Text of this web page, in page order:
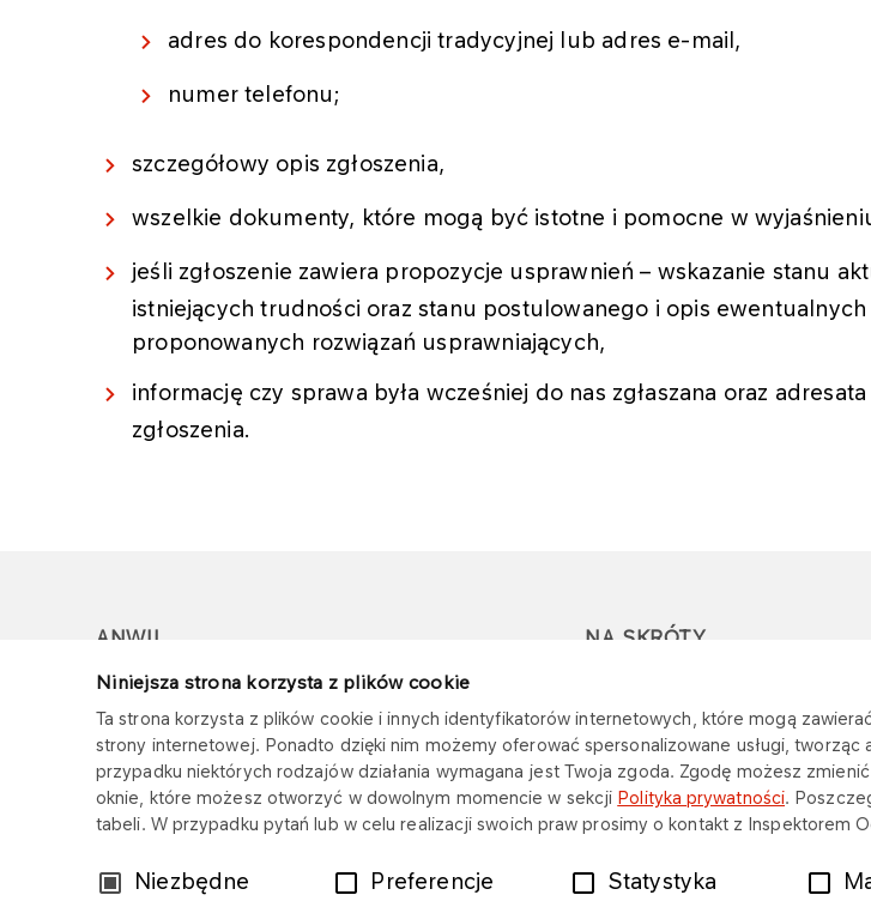
Niniejsza strona korzysta z plików cookie
Ta strona korzysta z plików cookie i innych identyfikatorów internetowych, które mogą
strony internetowej. Ponadto dzięki nim możemy oferować spersonalizowane usługi,
przypadku niektórych rodzajów działania wymagana jest Twoja zgoda. Zgodę możesz
oknie, które możesz otworzyć w dowolnym momencie w sekcji Polityka prywatności.
tabeli. W przypadku pytań lub w celu realizacji swoich praw prosimy o kontakt z Inspektorem
WybórNiezbędne Preferencje Statystyka
adres do korespondencji tradycyjnej lub adres e-mail,
numer telefonu;
szczegółowy opis zgłoszenia,
wszelkie dokumenty, które mogą być istotne i pomocne w
jeśli zgłoszenie zawiera propozycje usprawnień – wskazanie stanu
istniejących trudności oraz stanu postulowanego i opis ewentualnych
proponowanych rozwiązań usprawniających,
informację czy sprawa była wcześniej do nas zgłaszana oraz
zgłoszenia.
ANWIL
Copyright © 2025
Wszystkie prawa zastrzeżone
NA SKRÓTY
Zespół Zakupów
Strategicznych i